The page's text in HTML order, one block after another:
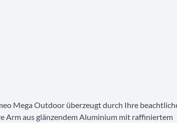
Mega Outdoor überzeugt durch Ihre
Arm aus glänzendem Aluminium mit raffiniertem